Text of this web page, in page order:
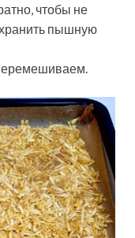
чтобы не
пышную